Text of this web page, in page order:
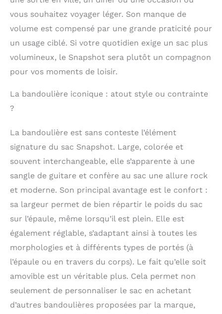
vous souhaitez voyager léger. Son manque de
volume est compensé par une grande praticité pour
un usage ciblé. Si votre quotidien exige un sac plus
volumineux, le Snapshot sera plutôt un compagnon
pour vos moments de loisir.
La bandoulière iconique : atout style ou contrainte
?
La bandoulière est sans conteste l’élément
signature du sac Snapshot. Large, colorée et
souvent interchangeable, elle s’apparente à une
sangle de guitare et confère au sac une allure rock
et moderne. Son principal avantage est le confort :
sa largeur permet de bien répartir le poids du sac
sur l’épaule, même lorsqu’il est plein. Elle est
également réglable, s’adaptant ainsi à toutes les
morphologies et à différents types de portés (à
l’épaule ou en travers du corps). Le fait qu’elle soit
amovible est un véritable plus. Cela permet non
seulement de personnaliser le sac en achetant
d’autres bandoulières proposées par la marque,